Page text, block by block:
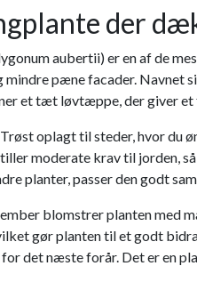
der
aubertii) er en af de
mindre pæne facader. Navnet
et tæt løvtæppe, der giver et
oplagt til steder, hvor du
moderate krav til jorden,
planter, passer den godt
blomstrer planten med
gør planten til et godt
det næste forår. Det er en